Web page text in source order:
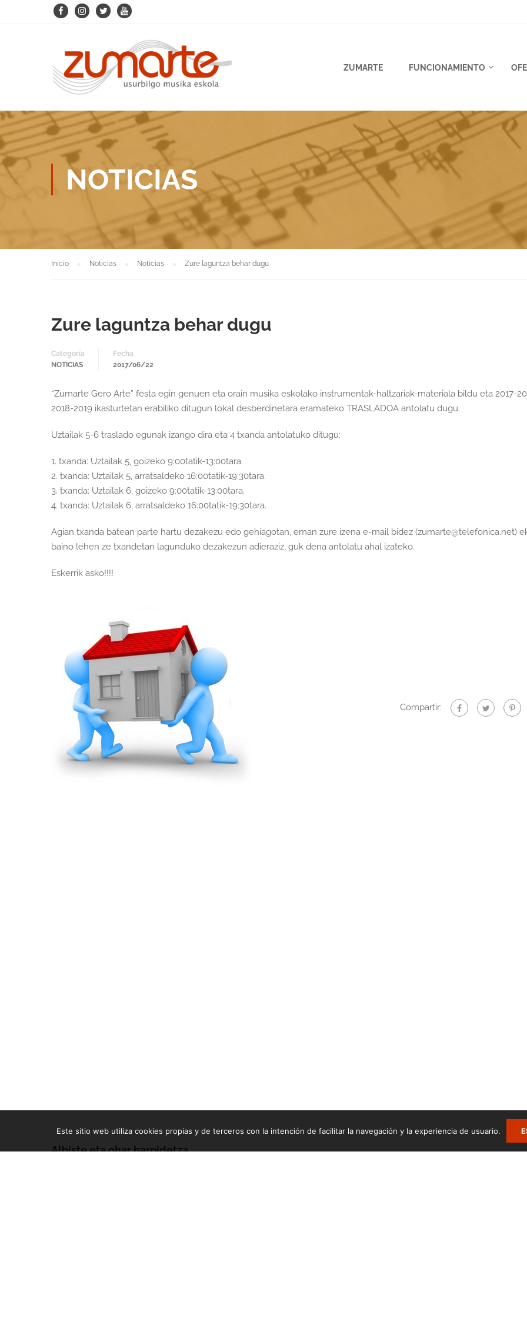
ZUMARTE FUNCIONAMIENTO
NOTICIAS
Inicio Noticias Noticias Zure laguntza behar dugu
Zure laguntza behar dugu
Categoría
NOTICIAS
Fecha
2017/06/22
“Zumarte Gero Arte” festa egin genuen eta orain musika eskolako instrumentak-haltzariak-materiala bildu eta 2017-
2018-2019 ikasturtetan erabiliko ditugun lokal desberdinetara eramateko TRASLADOA antolatu dugu.
Uztailak 5-6 traslado egunak izango dira eta 4 txanda antolatuko ditugu:
1. txanda: Uztailak 5, goizeko 9:00tatik-13:00tara.
2. txanda: Uztailak 5, arratsaldeko 16:00tatik-19:30tara.
3. txanda: Uztailak 6, goizeko 9:00tatik-13:00tara.
4. txanda: Uztailak 6, arratsaldeko 16:00tatik-19:30tara.
Agian txanda batean parte hartu dezakezu edo gehiagotan, eman zure izena e-mail bidez (zumarte@telefonica.net)
baino lehen ze txandetan lagunduko dezakezun adieraziz, guk dena antolatu ahal izateko.
Eskerrik asko!!!!
Compartir:
Albiste eta ohar harpidetza
Este sitio web utiliza cookies propias y de terceros con la intención de facilitar la navegación y la experiencia de usuario.